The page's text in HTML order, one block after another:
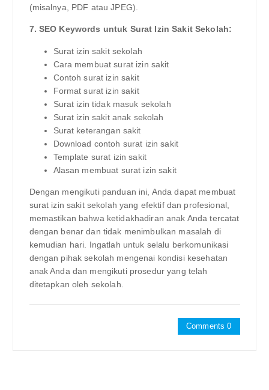
(misalnya, PDF atau JPEG).
7. SEO Keywords untuk Surat Izin Sakit Sekolah:
Surat izin sakit sekolah
Cara membuat surat izin sakit
Contoh surat izin sakit
Format surat izin sakit
Surat izin tidak masuk sekolah
Surat izin sakit anak sekolah
Surat keterangan sakit
Download contoh surat izin sakit
Template surat izin sakit
Alasan membuat surat izin sakit
Dengan mengikuti panduan ini, Anda dapat membuat
surat izin sakit sekolah yang efektif dan profesional,
memastikan bahwa ketidakhadiran anak Anda tercatat
dengan benar dan tidak menimbulkan masalah di
kemudian hari. Ingatlah untuk selalu berkomunikasi
dengan pihak sekolah mengenai kondisi kesehatan
anak Anda dan mengikuti prosedur yang telah
ditetapkan oleh sekolah.
Comments 0